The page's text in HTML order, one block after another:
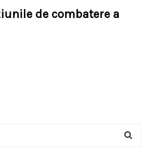
de combatere a